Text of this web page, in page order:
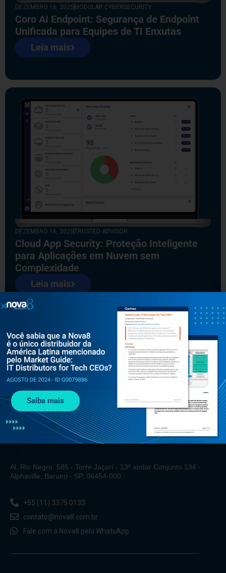
DEZEMBRO 16, 2025 MODULAR CYBERSECURITY
Coro AI Endpoint: Segurança de Endpoint
Unificada para Equipes de TI Enxutas
Leia mais
DEZEMBRO 16, 2025TRUSTED ADVISOR
Cloud App Security: Proteção Inteligente
para Aplicações em Nuvem sem
Complexidade
Leia mais
Al. Rio Negro, 585 - Torre Jaçarí - 13º andar Conjunto 134 -
Alphaville, Barueri - SP, 06454-000
+55 (11) 3375 0133
contato@nova8.com.br
Fale com a Nova8 pelo WhatsApp
Saiba mais